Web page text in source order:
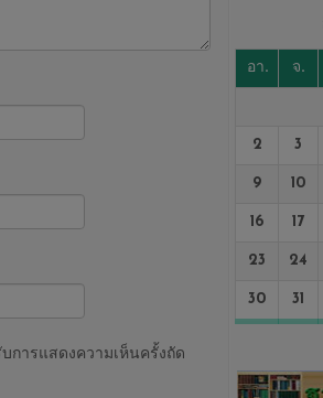
การแสดงความเห็นครั้งถัด
อา. จ.
2 3
9 10
16 17
23 24
30 31